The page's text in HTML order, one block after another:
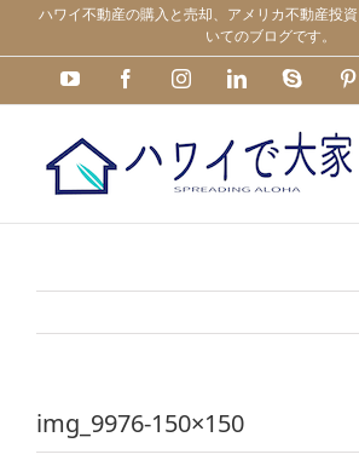
content
ハワイ不動産の購入と売却、アメリカ不動産投
いてのブログです。
YouTube FacebookInstagramLinkedInSkype
img_9976-150×150